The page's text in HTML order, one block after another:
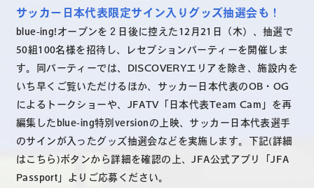
サッカー日本代表限定サイン入りグッズ抽選会も！
blue-ing!オープンを２日後に控えた12月21日（木）、抽選で
50組100名様を招待し、レセプションパーティーを開催しま
す。同パーティーでは、DISCOVERYエリアを除き、施設内を
いち早くご覧いただけるほか、サッカー日本代表のOB・OG
によるトークショーや、JFATV「日本代表Team Cam」を再
編集したblue-ing特別versionの上映、サッカー日本代表選手
のサインが入ったグッズ抽選会などを実施します。下記(詳細
はこちら)ボタンから詳細を確認の上、JFA公式アプリ「JFA
Passport」よりご応募ください。